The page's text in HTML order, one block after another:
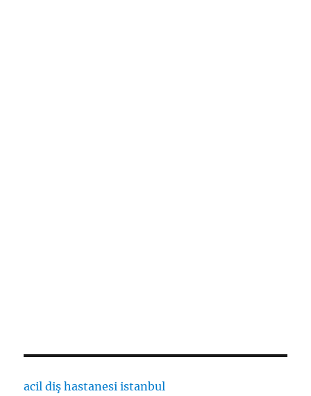
acil diş hastanesi istanbul